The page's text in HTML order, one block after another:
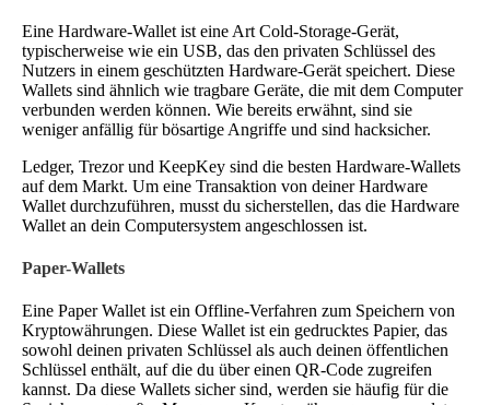
Eine Hardware-Wallet ist eine Art Cold-Storage-Gerät,
typischerweise wie ein USB, das den privaten Schlüssel des
Nutzers in einem geschützten Hardware-Gerät speichert. Diese
Wallets sind ähnlich wie tragbare Geräte, die mit dem Computer
verbunden werden können. Wie bereits erwähnt, sind sie
weniger anfällig für bösartige Angriffe und sind hacksicher.
Ledger, Trezor und KeepKey sind die besten Hardware-Wallets
auf dem Markt. Um eine Transaktion von deiner Hardware
Wallet durchzuführen, musst du sicherstellen, das die Hardware
Wallet an dein Computersystem angeschlossen ist.
Paper-Wallets
Eine Paper Wallet ist ein Offline-Verfahren zum Speichern von
Kryptowährungen. Diese Wallet ist ein gedrucktes Papier, das
sowohl deinen privaten Schlüssel als auch deinen öffentlichen
Schlüssel enthält, auf die du über einen QR-Code zugreifen
kannst. Da diese Wallets sicher sind, werden sie häufig für die